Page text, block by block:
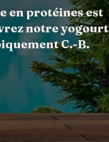
en protéines est
notre yogourt
C.-B.